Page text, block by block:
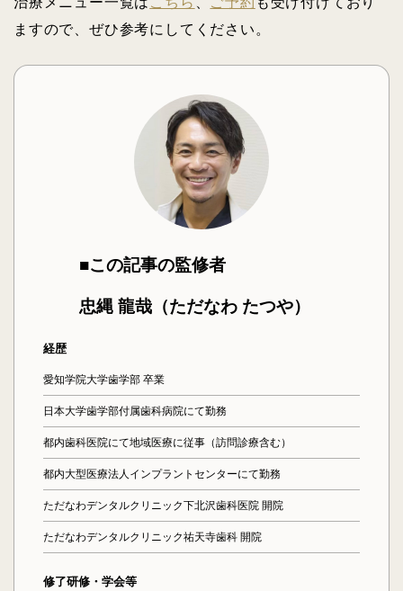
ますので、ぜひ参考にしてください。
■この記事の監修者
忠縄 龍哉（ただなわ たつや）
経歴
愛知学院大学歯学部 卒業
日本大学歯学部付属歯科病院にて勤務
都内歯科医院にて地域医療に従事（訪問診療含む）
都内大型医療法人インプラントセンターにて勤務
ただなわデンタルクリニック下北沢歯科医院 開院
ただなわデンタルクリニック祐天寺歯科 開院
修了研修・学会等